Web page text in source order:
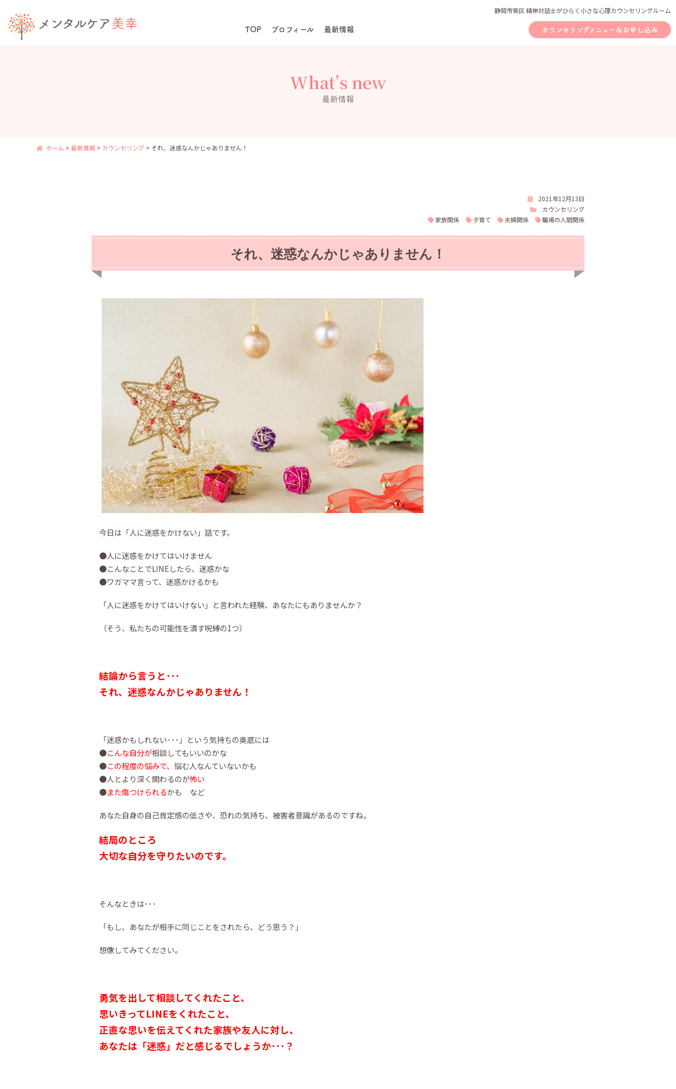
静岡市葵区 精神対話士がひらく小さな心理カウンセリングルーム
TOP プロフィール 最新情報 カウンセリングメニュー＆お申し込み
What’s new
最新情報
ホーム > 最新情報 > カウンセリング > それ、迷惑なんかじゃありません！
2021年12月13日
カウンセリング
家族関係
子育て 夫婦関係 職場の人間関係
それ、迷惑なんかじゃありません！
今日は「人に迷惑をかけない」話です。
●人に迷惑をかけてはいけません
●こんなことでLINEしたら、迷惑かな
●ワガママ言って、迷惑かけるかも
「人に迷惑をかけてはいけない」と言われた経験、あなたにもありませんか？
（そう、私たちの可能性を潰す呪縛の1つ）
結論から言うと･･･
それ、迷惑なんかじゃありません！
「迷惑かもしれない･･･」という気持ちの奥底には
●こんな自分が相談してもいいのかな
●この程度の悩みで、 悩む人なんていないかも
●人とより深く関わるのが怖い
●また傷つけられるかも など
あなた自身の自己肯定感の低さや、恐れの気持ち、被害者意識があるのですね。
結局のところ
大切な自分を守りたいのです。
そんなときは･･･
「もし、あなたが相手に同じことをされたら、どう思う？」
想像してみてください。
勇気を出して相談してくれたこと、
思いきってLINEをくれたこと、
正直な思いを伝えてくれた家族や友人に対し、
あなたは「迷惑」だと感じるでしょうか･･･？